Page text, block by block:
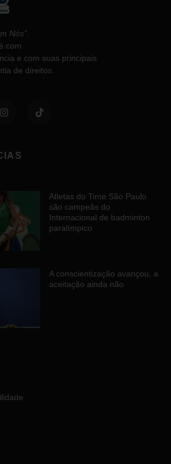
Nós”
com
e com suas principais
de direitos.
Atletas do Time São Paulo
são campeãs do
Internacional de badminton
paralímpico
A conscientização avançou, a
aceitação ainda não